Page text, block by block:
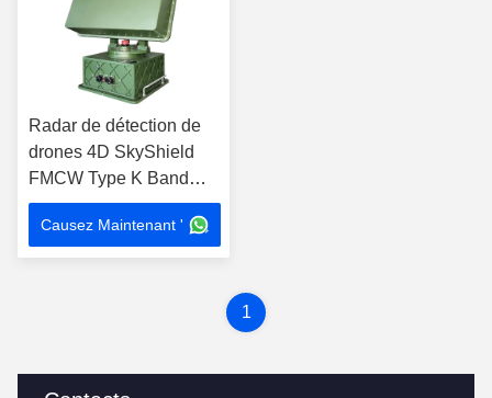
Radar de détection de
drones 4D SkyShield
FMCW Type K Band
Scanner mécanique
avec positionnement
GPS
Causez Maintenant '
1